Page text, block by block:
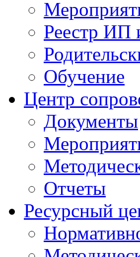
Реестр
Обучение
Центр
Документы
Отчеты
Ресурсный